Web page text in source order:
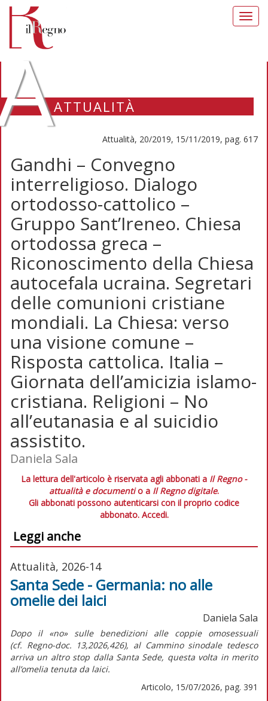
ATTUALITÀ
Attualità, 20/2019, 15/11/2019, pag. 617
Gandhi – Convegno
interreligioso. Dialogo
ortodosso-cattolico –
Gruppo Sant’Ireneo. Chiesa
ortodossa greca –
Riconoscimento della Chiesa
autocefala ucraina. Segretari
delle comunioni cristiane
mondiali. La Chiesa: verso
una visione comune –
Risposta cattolica. Italia –
Giornata dell’amicizia islamo-
cristiana. Religioni – No
all’eutanasia e al suicidio
assistito.
Daniela Sala
La lettura dell'articolo è riservata agli abbonati a Il Regno -
attualità e documentio a Il Regno digitale.
Gli abbonati possono autenticarsi con il proprio codice
abbonato. Accedi.
Leggi anche
Attualità, 2026-14
Santa Sede - Germania: no alle
omelie dei laici
Daniela Sala
Dopo il «no» sulle benedizioni alle coppie omosessuali
(cf. Regno-doc. 13,2026,426), al Cammino sinodale tedesco
arriva un altro stop dalla Santa Sede, questa volta in merito
all’omelia tenuta da laici.
Articolo, 15/07/2026, pag. 391